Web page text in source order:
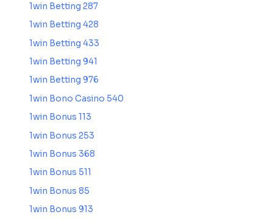
1win Betting 287
1win Betting 428
1win Betting 433
1win Betting 941
1win Betting 976
1win Bono Casino 540
1win Bonus 113
1win Bonus 253
1win Bonus 368
1win Bonus 511
1win Bonus 85
1win Bonus 913